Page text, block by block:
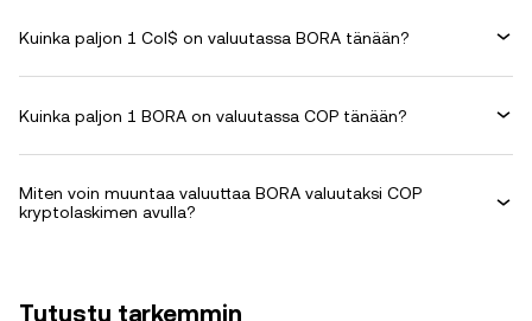
Kuinka paljon 1 Col$ on valuutassa BORA tänään?
Kuinka paljon 1 BORA on valuutassa COP tänään?
Miten voin muuntaa valuuttaa BORA valuutaksi COP
kryptolaskimen avulla?
Tutustu tarkemmin